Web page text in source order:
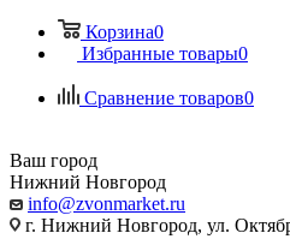
Корзина0
Избранные товары0
Сравнение товаров0
Ваш город
Нижний Новгород
info@zvonmarket.ru
г. Нижний Новгород, ул.